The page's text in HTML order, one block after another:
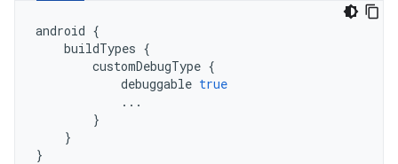
android {
buildTypes {
customDebugType {
debuggable true
...
}
}
}